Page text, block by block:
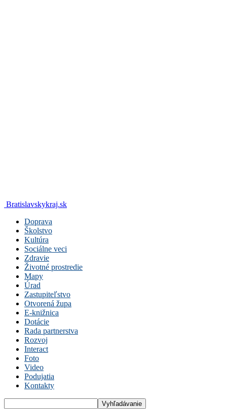
Bratislavskykraj.sk
Doprava
Školstvo
Kultúra
Sociálne veci
Zdravie
Životné prostredie
Mapy
Úrad
Zastupiteľstvo
Otvorená župa
E-knižnica
Dotácie
Rada partnerstva
Rozvoj
Interact
Foto
Video
Podujatia
Kontakty